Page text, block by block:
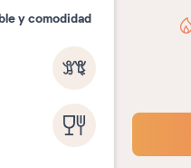
Mes
octubre
y comodidad